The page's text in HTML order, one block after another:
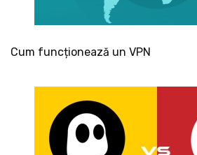
Cum funcționează un VPN